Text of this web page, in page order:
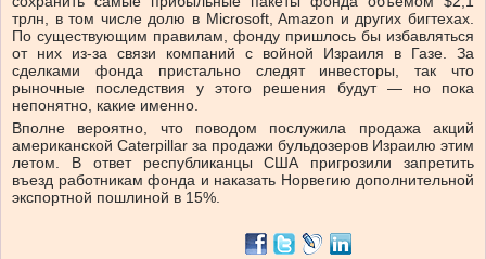
трлн, в том числе долю в Microsoft, Amazon и других бигтехах.
По существующим правилам, фонду пришлось бы избавляться
от них из-за связи компаний с войной Израиля в Газе. За
сделками фонда пристально следят инвесторы, так что
рыночные последствия у этого решения будут — но пока
непонятно, какие именно.
Вполне вероятно, что поводом послужила продажа акций
американской Caterpillar за продажи бульдозеров Израилю этим
летом. В ответ республиканцы США пригрозили запретить
въезд работникам фонда и наказать Норвегию дополнительной
экспортной пошлиной в 15%.